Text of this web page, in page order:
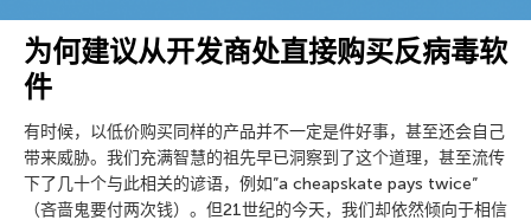
为何建议从开发商处直接购买反病毒软
件
有时候，以低价购买同样的产品并不一定是件好事，甚至还会自己
带来威胁。我们充满智慧的祖先早已洞察到了这个道理，甚至流传
下了几十个与此相关的谚语，例如”a cheapskate pays twice”
（吝啬鬼要付两次钱）。但21世纪的今天，我们却依然倾向于相信